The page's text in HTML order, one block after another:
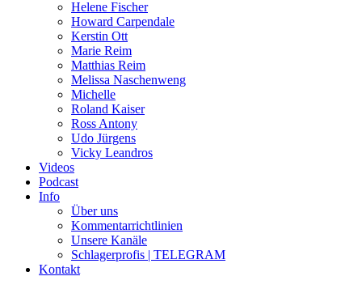
Helene Fischer
Howard Carpendale
Kerstin Ott
Marie Reim
Matthias Reim
Melissa Naschenweng
Michelle
Roland Kaiser
Ross Antony
Udo Jürgens
Vicky Leandros
Videos
Podcast
Info
Über uns
Kommentarrichtlinien
Unsere Kanäle
Schlagerprofis | TELEGRAM
Kontakt